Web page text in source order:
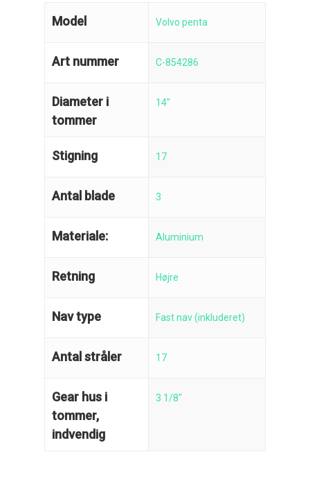
Model Volvo penta
Art nummer C-854286
Diameter i
tommer
14"
Stigning 17
Antal blade 3
Materiale: Aluminium
Retning Højre
Nav type Fast nav (inkluderet)
Antal stråler 17
Gear hus i
tommer,
indvendig
3 1/8"